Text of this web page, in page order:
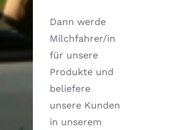
Dann werde
Milchfahrer/in
für unsere
Produkte und
beliefere
unsere Kunden
in unserem